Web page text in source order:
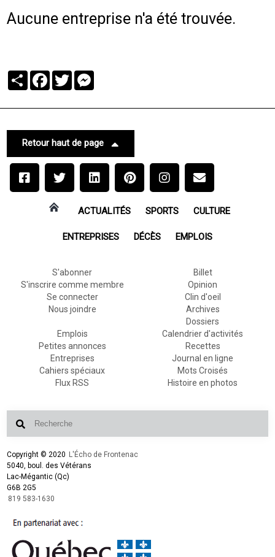
Aucune entreprise n'a été trouvée.
PartagerFacebook
Twitter
Retour haut de page
ACTUALITÉS SPORTS CULTURE
ENTREPRISES DÉCÈS EMPLOIS
S'abonner
S'inscrire comme membre
Se connecter
Nous joindre
Billet
Opinion
Clin d'oeil
Archives
Dossiers
Emplois
Petites annonces
Entreprises
Cahiers spéciaux
Flux RSS
Calendrier d'activités
Recettes
Journal en ligne
Mots Croisés
Histoire en photos
Copyright © 2020 L'Écho de Frontenac
5040, boul. des Vétérans
Lac-Mégantic (Qc)
G6B 2G5
819 583-1630